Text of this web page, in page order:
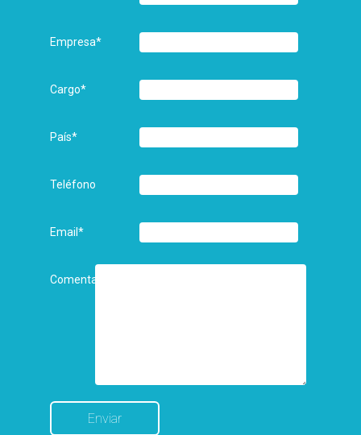
Empresa*
Cargo*
País*
Teléfono
Email*
Comentarios